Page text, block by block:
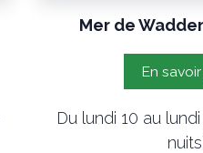
Mer de
En
Du lundi 10 au